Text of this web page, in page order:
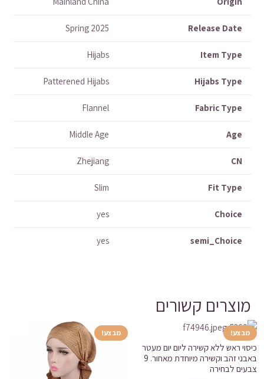
Release Date
Spring 2025
Item Type
Hijabs
Hijabs Type
Patterened Hijabs
Fabric Type
Flannel
Age
Middle Age
CN
Zhejiang
Fit Type
Slim
Choice
yes
semi_Choice
yes
מוצרים קשורים
מבצע!
כיסוי ראש ללא קשירה ליום יום מעטר
באבני זהב וקשירה מיוחדת מאחור. 9
צבעים לבחירה
מבצע!